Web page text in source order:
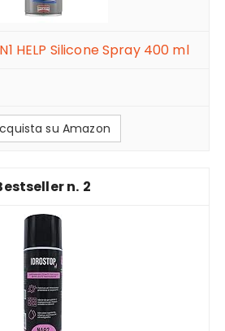
HELP Silicone Spray 400 ml
su Amazon
2